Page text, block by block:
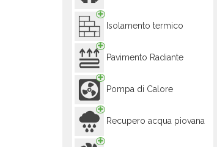
Isolamento termico
Pavimento Radiante
Pompa di Calore
Recupero acqua piovana